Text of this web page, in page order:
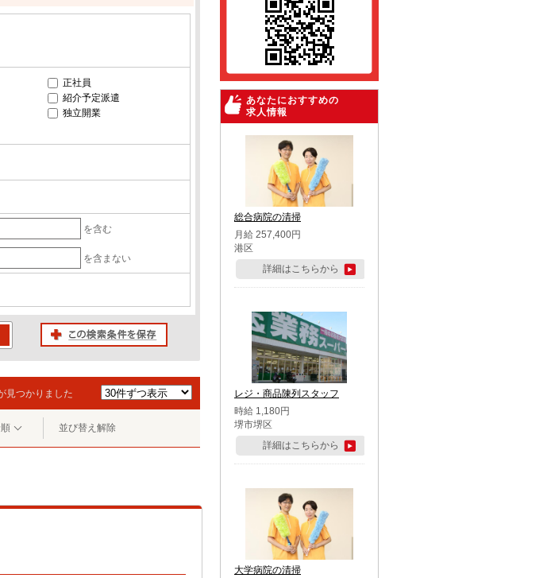
正社員
紹介予定派遣
独立開業
を含む
を含まない
見つかりました
並び替え解除
あなたにおすすめの
求人情報
総合病院の清掃
月給 257,400円
港区
詳細はこちらから
レジ・商品陳列スタッフ
時給 1,180円
堺市堺区
詳細はこちらから
大学病院の清掃